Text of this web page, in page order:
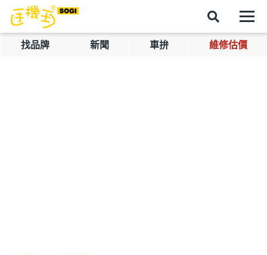
找品牌 新聞 車拚 維修估價